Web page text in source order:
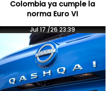
Colombia ya cumple la
norma Euro VI
Jul 17 /26 23:39